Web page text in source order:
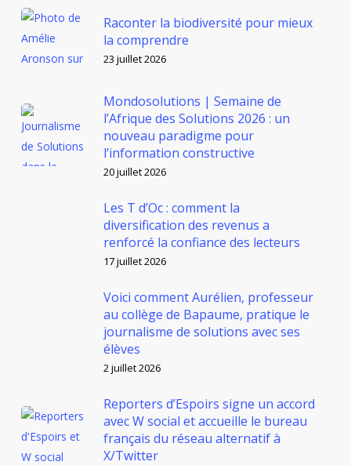
Raconter la biodiversité pour mieux
la comprendre
23 juillet 2026
Mondosolutions | Semaine de
l’Afrique des Solutions 2026 : un
nouveau paradigme pour
l’information constructive
20 juillet 2026
Les T d’Oc : comment la
diversification des revenus a
renforcé la confiance des lecteurs
17 juillet 2026
Voici comment Aurélien, professeur
au collège de Bapaume, pratique le
journalisme de solutions avec ses
élèves
2 juillet 2026
Reporters d’Espoirs signe un accord
avec W social et accueille le bureau
français du réseau alternatif à
X/Twitter